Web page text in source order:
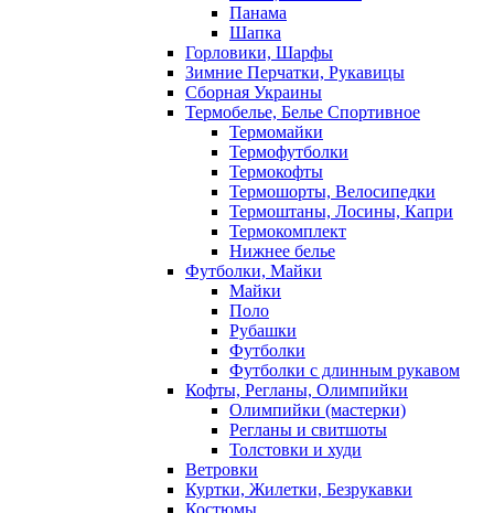
Панама
Шапка
Горловики, Шарфы
Зимние Перчатки, Рукавицы
Сборная Украины
Термобелье, Белье Спортивное
Термомайки
Термофутболки
Термокофты
Термошорты, Велосипедки
Термоштаны, Лосины, Капри
Термокомплект
Нижнее белье
Футболки, Майки
Майки
Поло
Рубашки
Футболки
Футболки с длинным рукавом
Кофты, Регланы, Олимпийки
Олимпийки (мастерки)
Регланы и свитшоты
Толстовки и худи
Ветровки
Куртки, Жилетки, Безрукавки
Костюмы